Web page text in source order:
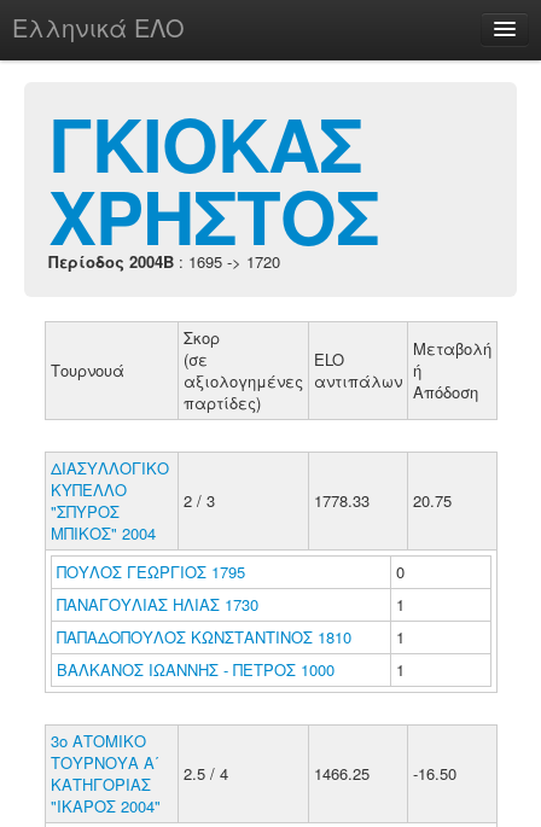
Ελληνικά ΕΛΟ
chesstu.be @ discord
Login
ΓΚΙΟΚΑΣ
ΧΡΗΣΤΟΣ
Περίοδος 2004B : 1695 -> 1720
Τουρνουά
Σκορ
(σε
αξιολογημένες
παρτίδες)
ELO
αντιπάλων
Μεταβολή
ή
Απόδοση
ΔΙΑΣΥΛΛΟΓΙΚΟ
ΚΥΠΕΛΛΟ
"ΣΠΥΡΟΣ
ΜΠΙΚΟΣ" 2004
2 / 3 1778.33 20.75
ΠΟΥΛΟΣ ΓΕΩΡΓΙΟΣ 1795
0
ΠΑΝΑΓΟΥΛΙΑΣ ΗΛΙΑΣ 1730
1
ΠΑΠΑΔΟΠΟΥΛΟΣ ΚΩΝΣΤΑΝΤΙΝΟΣ 1810
1
ΒΑΛΚΑΝΟΣ ΙΩΑΝΝΗΣ - ΠΕΤΡΟΣ 1000
1
3ο ΑΤΟΜΙΚΟ
ΤΟΥΡΝΟΥΑ Α΄
ΚΑΤΗΓΟΡΙΑΣ
"ΙΚΑΡΟΣ 2004"
2.5 / 4 1466.25 -16.50